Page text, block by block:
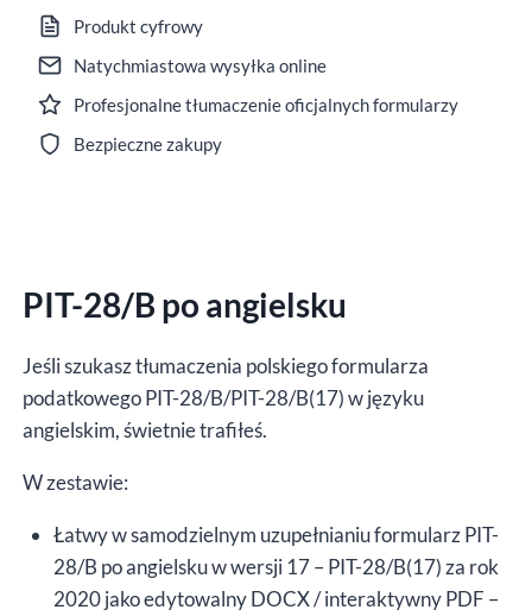
28/B
po
angielsku
za
rok
DOCX/interaktywny
Produkt cyfrowy
Natychmiastowa wysyłka online
Profesjonalne tłumaczenie oficjalnych formularzy
Bezpieczne zakupy
PIT-28/B po angielsku
Jeśli szukasz tłumaczenia polskiego formularza
podatkowego PIT-28/B/PIT-28/B(17) w języku
angielskim, świetnie trafiłeś.
W zestawie:
Łatwy w samodzielnym uzupełnianiu formularz PIT-
28/B po angielsku w wersji 17 – PIT-28/B(17) za rok
2020 jako edytowalny DOCX / interaktywny PDF –